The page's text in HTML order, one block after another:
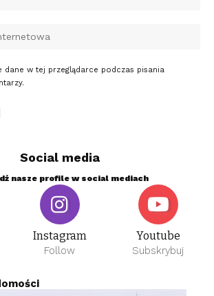
dane w tej przeglądarce podczas pisania
Social media
nasze profile w social mediach
Instagram
Follow
Youtube
Subskrybuj